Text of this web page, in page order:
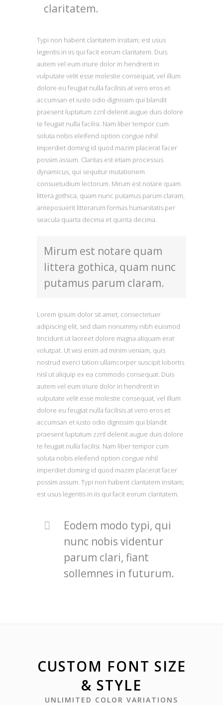
claritatem.
Typi non habent claritatem insitam; est usus
legentis in iis qui facit eorum claritatem. Duis
autem vel eum iriure dolor in hendrerit in
vulputate velit esse molestie consequat, vel illum
dolore eu feugiat nulla facilisis at vero eros et
accumsan et iusto odio dignissim qui blandit
praesent luptatum zzril delenit augue duis dolore
te feugait nulla facilisi. Nam liber tempor cum
soluta nobis eleifend option congue nihil
imperdiet doming id quod mazim placerat facer
possim assum. Claritas est etiam processus
dynamicus, qui sequitur mutationem
consuetudium lectorum. Mirum est notare quam
littera gothica, quam nunc putamus parum claram,
anteposuerit litterarum formas humanitatis per
seacula quarta decima et quinta decima.
Mirum est notare quam
littera gothica, quam nunc
putamus parum claram.
Lorem ipsum dolor sit amet, consectetuer
adipiscing elit, sed diam nonummy nibh euismod
tincidunt ut laoreet dolore magna aliquam erat
volutpat. Ut wisi enim ad minim veniam, quis
nostrud exerci tation ullamcorper suscipit lobortis
nisl ut aliquip ex ea commodo consequat. Duis
autem vel eum iriure dolor in hendrerit in
vulputate velit esse molestie consequat, vel illum
dolore eu feugiat nulla facilisis at vero eros et
accumsan et iusto odio dignissim qui blandit
praesent luptatum zzril delenit augue duis dolore
te feugait nulla facilisi. Nam liber tempor cum
soluta nobis eleifend option congue nihil
imperdiet doming id quod mazim placerat facer
possim assum. Typi non habent claritatem insitam;
est usus legentis in iis qui facit eorum claritatem.
Eodem modo typi, qui
nunc nobis videntur
parum clari, fiant
sollemnes in futurum.
CUSTOM FONT SIZE
& STYLE
UNLIMITED COLOR VARIATIONS